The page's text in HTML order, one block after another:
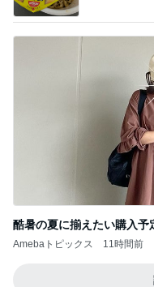
酷暑の夏に揃えたい購入予
Amebaトピックス 11時間前